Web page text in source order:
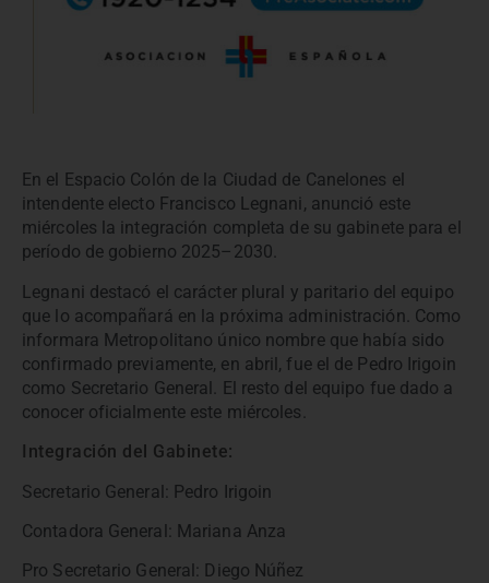
En el Espacio Colón de la Ciudad de Canelones el
intendente electo Francisco Legnani, anunció este
miércoles la integración completa de su gabinete para el
período de gobierno 2025–2030.
Legnani destacó el carácter plural y paritario del equipo
que lo acompañará en la próxima administración. Como
informara Metropolitano único nombre que había sido
confirmado previamente, en abril, fue el de Pedro Irigoin
como Secretario General. El resto del equipo fue dado a
conocer oficialmente este miércoles.
Integración del Gabinete:
Secretario General: Pedro Irigoin
Contadora General: Mariana Anza
Pro Secretario General: Diego Núñez